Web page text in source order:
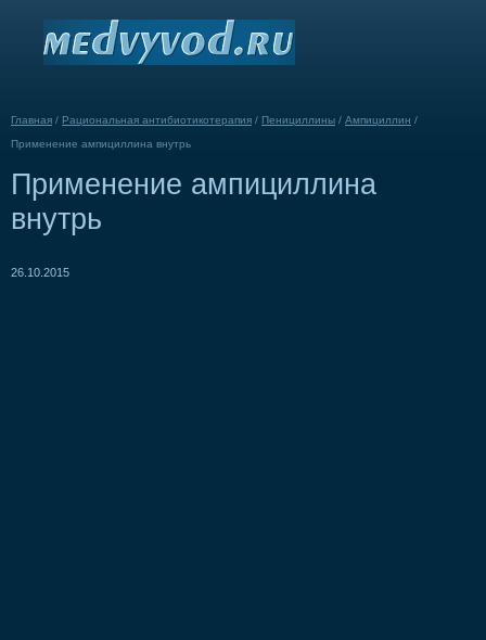
Главная / Рациональная антибиотикотерапия / Пенициллины / Ампициллин /
Применение ампициллина внутрь
Применение ампициллина
внутрь
26.10.2015